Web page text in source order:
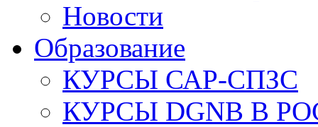
Новости
Образование
КУРСЫ САР-СПЗС
КУРСЫ DGNB В